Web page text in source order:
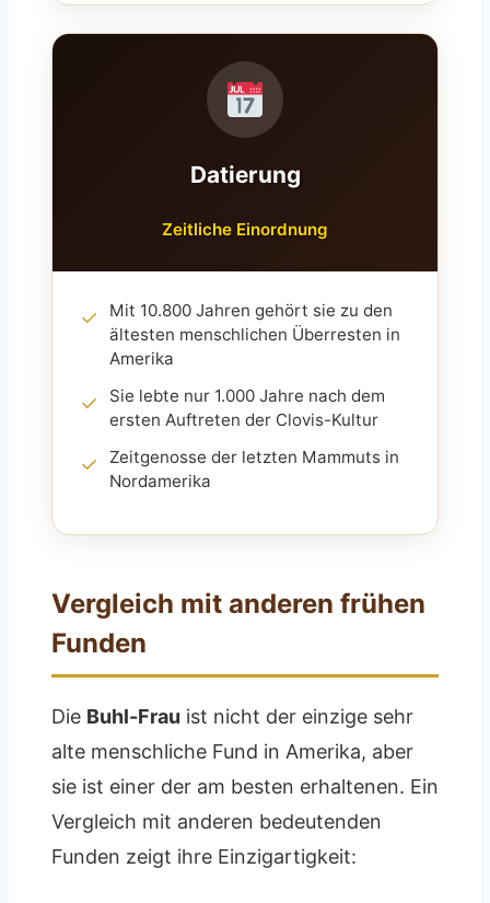
Datierung
Zeitliche Einordnung
✓
Mit 10.800 Jahren gehört sie zu den
ältesten menschlichen Überresten in
Amerika
✓
Sie lebte nur 1.000 Jahre nach dem
ersten Auftreten der Clovis-Kultur
✓
Zeitgenosse der letzten Mammuts in
Nordamerika
Vergleich mit anderen frühen
Funden
Die Buhl-Frau ist nicht der einzige sehr
alte menschliche Fund in Amerika, aber
sie ist einer der am besten erhaltenen. Ein
Vergleich mit anderen bedeutenden
Funden zeigt ihre Einzigartigkeit: